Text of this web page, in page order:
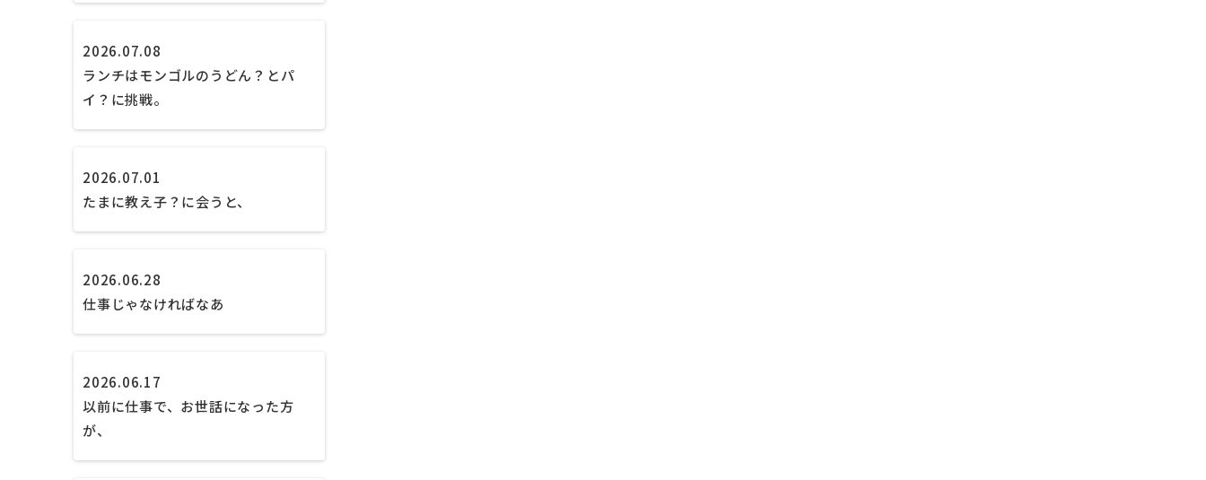
2026.07.08
ランチはモンゴルのうどん？とパ
イ？に挑戦。
2026.07.01
たまに教え子？に会うと、
2026.06.28
仕事じゃなければなあ
2026.06.17
以前に仕事で、お世話になった方
が、